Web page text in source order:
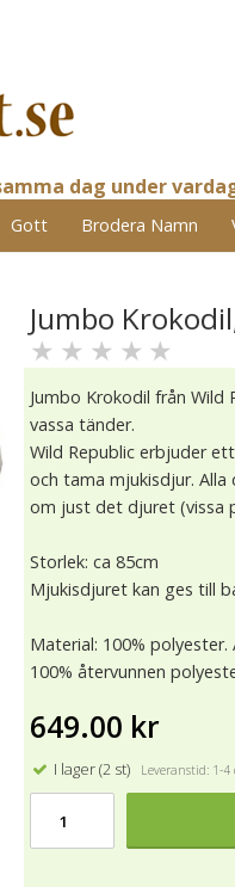
dag under
Gott Brodera Namn
Jumbo
★ ★ ★ ★ ★
Jumbo Krokodil från
vassa tänder.
Wild Republic erbjuder
och tama mjukisdjur.
om just det djuret (vissa
Storlek: ca 85cm
Mjukisdjuret kan ges till
Material: 100%
100% återvunnen
649.00 kr
I lager (2 st) Leveranstid: 1-4